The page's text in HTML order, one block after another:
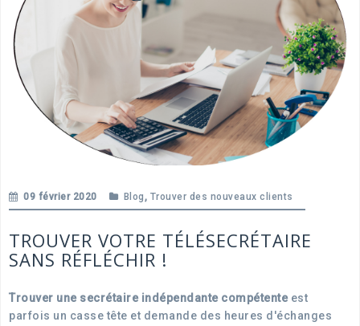
09 février 2020 Blog, Trouver des nouveaux clients
TROUVER VOTRE TÉLÉSECRÉTAIRE
SANS RÉFLÉCHIR !
Trouver une secrétaire indépendante compétente est
parfois un casse tête et demande des heures d'échanges